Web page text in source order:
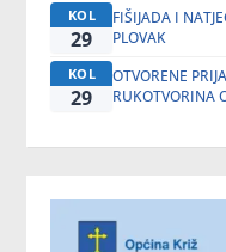
KOL
29
FIŠIJADA I
PLOVAK
KOL
29
OTVORENE
RUKOTVORINA